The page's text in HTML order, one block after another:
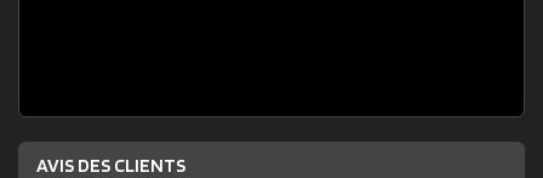
AVIS DES CLIENTS